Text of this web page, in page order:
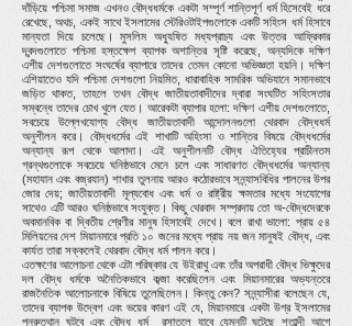
দাঁড়িয়ে পশ্চিমা সমাজ এখনও বৌদ্ধধর্মকে একটা সম্পূর্ণ শান্তিপূর্ণ ধর্ম হিসেবেই ধরে
রেখেছে, অথচ, একই সাথে ইসলামের স্টেরিওটাইপগুলোকে একটি সহিংস ধর্ম হিসাবে
মান্যতা দিয়ে চলেছে। মুসলিম অধ্যুষিত মধ্যপ্রাচ্য এবং উত্তর আফ্রিকার
দ্বন্দগুলোতে পশ্চিমা হস্তক্ষেপ ব্যাপক অশান্তির সৃষ্টি করেছে, অন্যদিকে দক্ষিণ
এশীয় দেশগুলোতে সংঘর্ষের ব্যাপারে তাদের তেমন কোনো অভিজ্ঞতা হয়নি। দক্ষিণ
এশিয়াতেও যদি পশ্চিমা দেশগুলো নিয়মিত, ধারাবাহিক সামরিক অভিযানে সমানভাবে
জড়িত থাকত, তাহলে তখন বৌদ্ধ জাতীয়তাবাদীদের দ্বারা সংঘটিত সহিংসতার
সম্বন্ধে তাদের চোখ খুলে যেত। আরেকটা ব্যাপার হলো: দক্ষিণ এশীয় দেশগুলোতে,
সবচেয়ে উল্লেখযোগ্য বৌদ্ধ জাতীয়তাবাদী আন্দোলনগুলো থেরবাদ বৌদ্ধধর্ম
অনুশীলন করে। বৌদ্ধধর্মের এই শাখাটি অহিংসা ও শান্তির বিষয়ে বৌদ্ধধর্মের
অন্যান্য রূপ থেকে আলাদা। এই অনুশীলনটি বৌদ্ধ ঐতিহ্যের প্রাচীনতম
গ্রন্থগুলোকে সবচেয়ে ঘনিষ্ঠভাবে মেনে চলে এবং সাধারণত বৌদ্ধধর্মের অন্যান্য
(মহাযান এবং বজ্রযান) শাখার তুলনায় আরও কঠোরভাবে সন্ন্যাসবিধির পালনের উপর
জোর দেয়; জাতীয়তাবাদী মূল্যবোধ এবং ধর্ম ও রাষ্ট্রীয় ক্ষমতার মধ্যে সংযোগের
সাথেও এটি আরও ঘনিষ্ঠভাবে সংযুক্ত। কিছু থেরবাদ সম্প্রদায় তো অ-বৌদ্ধদেরকে
অবমানবিক বা দ্বিতীয় শ্রেণীর মানুষ হিসাবেই দেখে। বলে রাখা ভালো: প্রায় ৫৪
মিলিয়নের দেশ মিয়ানমারে প্রতি ১০ জনের মধ্যে প্রায় নয় জন মানুষই বৌদ্ধ, এবং
কার্যত তারা সক্কলেই থেরবাদ বৌদ্ধ ধর্ম পালন করে।
এতক্ষণের আলোচনা থেকে এটা পরিষ্কার যে উইরাথু এবং তাঁর অপরাধী বৌদ্ধ ভিক্ষুদের
দল বৌদ্ধ ধর্মকে অনৈতিকভাবে কব্জা করেছিলেন এবং মিয়ানমারের অভ্যন্তরে
রাজনৈতিক আলোচনাকে বিষিয়ে তুলেছিলেন। কিন্তু কেন? সন্ন্যাসীরা বলেছেন যে,
তাদের ব্যাপক উদ্বেগ এবং ভয়ের কারণ এই যে, মিয়ানমারে একটা উগ্র ইসলামের
পুনরুত্থান ঘটবে এবং বৌদ্ধ ধর্ম রসাতলে যাবে যেমনটি ঘটেছে শতাব্দী আগে